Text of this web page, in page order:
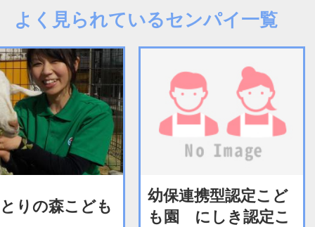
よく見られているセンパイ一覧
りの森こども
幼保連携型認定こど
も園 にしき認定こ